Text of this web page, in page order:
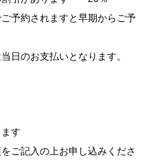
予約されますと早期からご予
日のお支払いとなります。
す
ご記入の上お申し込みくださ